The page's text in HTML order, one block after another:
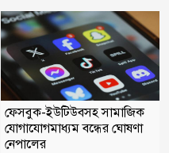
ফেসবুক-ইউটিউবসহ সামাজিক
যোগাযোগমাধ্যম বন্ধের ঘোষণা
নেপালের